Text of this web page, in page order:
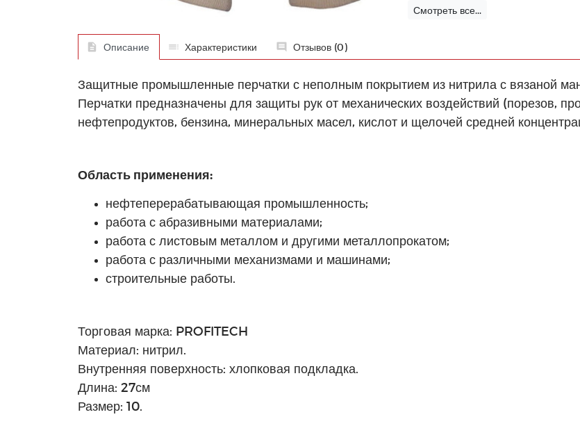
Смотреть все...
Описание Характеристики Отзывов (0)
Защитные промышленные перчатки с неполным покрытием из нитрила с вязаной
Перчатки предназначены для защиты рук от механических воздействий (порезов,
нефтепродуктов, бензина, минеральных масел, кислот и щелочей средней
Область применения:
нефтеперерабатывающая промышленность;
работа с абразивными материалами;
работа с листовым металлом и другими металлопрокатом;
работа с различными механизмами и машинами;
строительные работы.
Торговая марка: PROFITECH
Материал: нитрил.
Внутренняя поверхность: хлопковая подкладка.
Длина: 27см
Размер: 10.